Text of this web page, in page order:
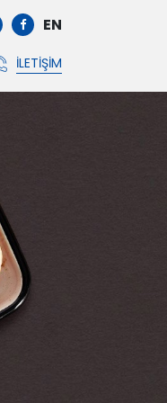
EN
İLETIŞIM